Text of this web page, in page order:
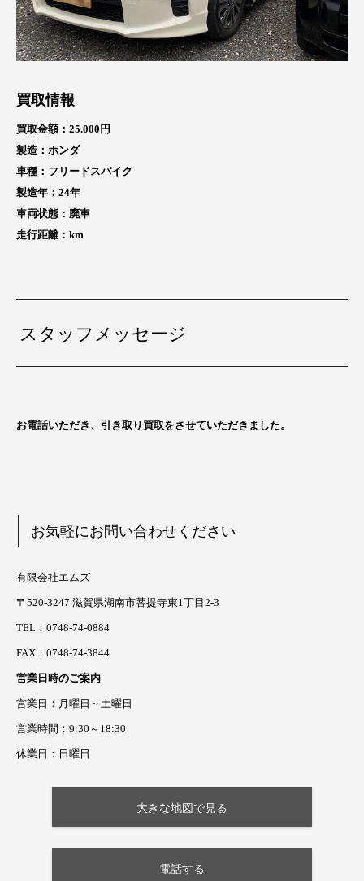
買取情報
買取金額：25.000円
製造：ホンダ
車種：フリードスパイク
製造年：24年
車両状態：廃車
走行距離： km
スタッフメッセージ
お電話いただき、引き取り買取をさせていただきました。
お気軽にお問い合わせください
有限会社エムズ
〒520-3247 滋賀県湖南市菩提寺東1丁目2-3
TEL：0748-74-0884
FAX：0748-74-3844
営業日時のご案内
営業日：月曜日～土曜日
営業時間：9:30～18:30
休業日：日曜日
大きな地図で見る
電話する